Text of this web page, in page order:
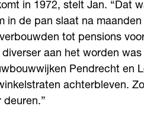
in 1972, stelt Jan. “Dat
in de pan slaat na
tot pensions
aan het worden
Pendrecht en
achterbleven.